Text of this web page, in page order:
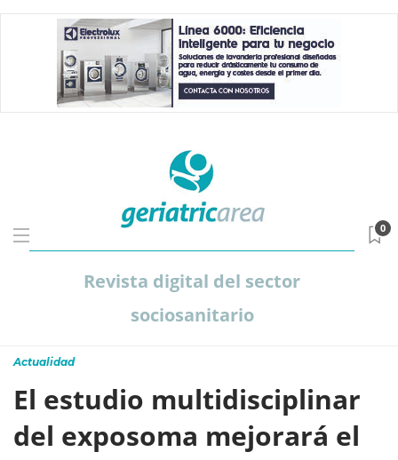
Revista digital del sector
sociosanitario
0
Actualidad
El estudio multidisciplinar
del exposoma mejorará el